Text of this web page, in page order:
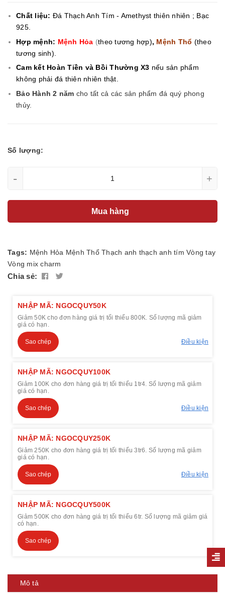
Chất liệu: Đá Thạch Anh Tím - Amethyst thiên nhiên ; Bạc
925.
Hợp mệnh: Mệnh Hỏa (theo tương hợp), Mệnh Thổ (theo
tương sinh).
Cam kết Hoàn Tiền và Bồi Thường X3 nếu sản phẩm
không phải đá thiên nhiên thật.
Bảo Hành 2 năm cho tất cả các sản phẩm đá quý phong
thủy.
Số lượng:
- +
Mua hàng
Tags: Mệnh Hỏa Mệnh Thổ Thạch anh thạch anh tím Vòng tay
Vòng mix charm
Chia sẻ:
NHẬP MÃ: NGOCQUY50K
Giảm 50K cho đơn hàng giá trị tối thiểu 800K. Số lượng mã giảm
giá có hạn.
Sao chép Điều kiện
NHẬP MÃ: NGOCQUY100K
Giảm 100K cho đơn hàng giá trị tối thiểu 1tr4. Số lượng mã giảm
giá có hạn.
Sao chép Điều kiện
NHẬP MÃ: NGOCQUY250K
Giảm 250K cho đơn hàng giá trị tối thiểu 3tr6. Số lượng mã giảm
giá có hạn.
Sao chép Điều kiện
NHẬP MÃ: NGOCQUY500K
Giảm 500K cho đơn hàng giá trị tối thiểu 6tr. Số lượng mã giảm giá
có hạn.
Sao chép
Mô tả